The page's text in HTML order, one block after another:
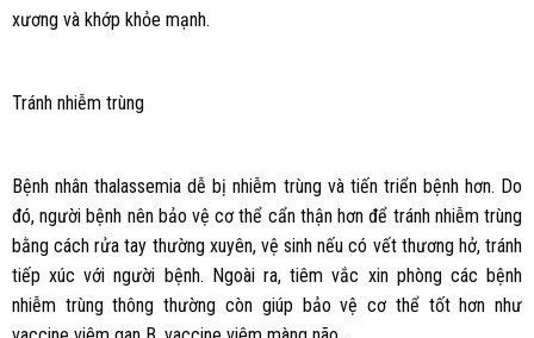
xương và khớp khỏe mạnh.
Tránh nhiễm trùng
Bệnh nhân thalassemia dễ bị nhiễm trùng và tiến triển bệnh hơn. Do
đó, người bệnh nên bảo vệ cơ thể cẩn thận hơn để tránh nhiễm trùng
bằng cách rửa tay thường xuyên, vệ sinh nếu có vết thương hở, tránh
tiếp xúc với người bệnh. Ngoài ra, tiêm vắc xin phòng các bệnh
nhiễm trùng thông thường còn giúp bảo vệ cơ thể tốt hơn như